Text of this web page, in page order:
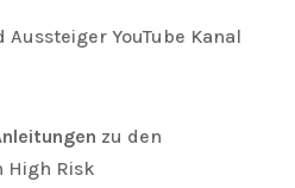
YouTube Kanal
zu den
High Risk